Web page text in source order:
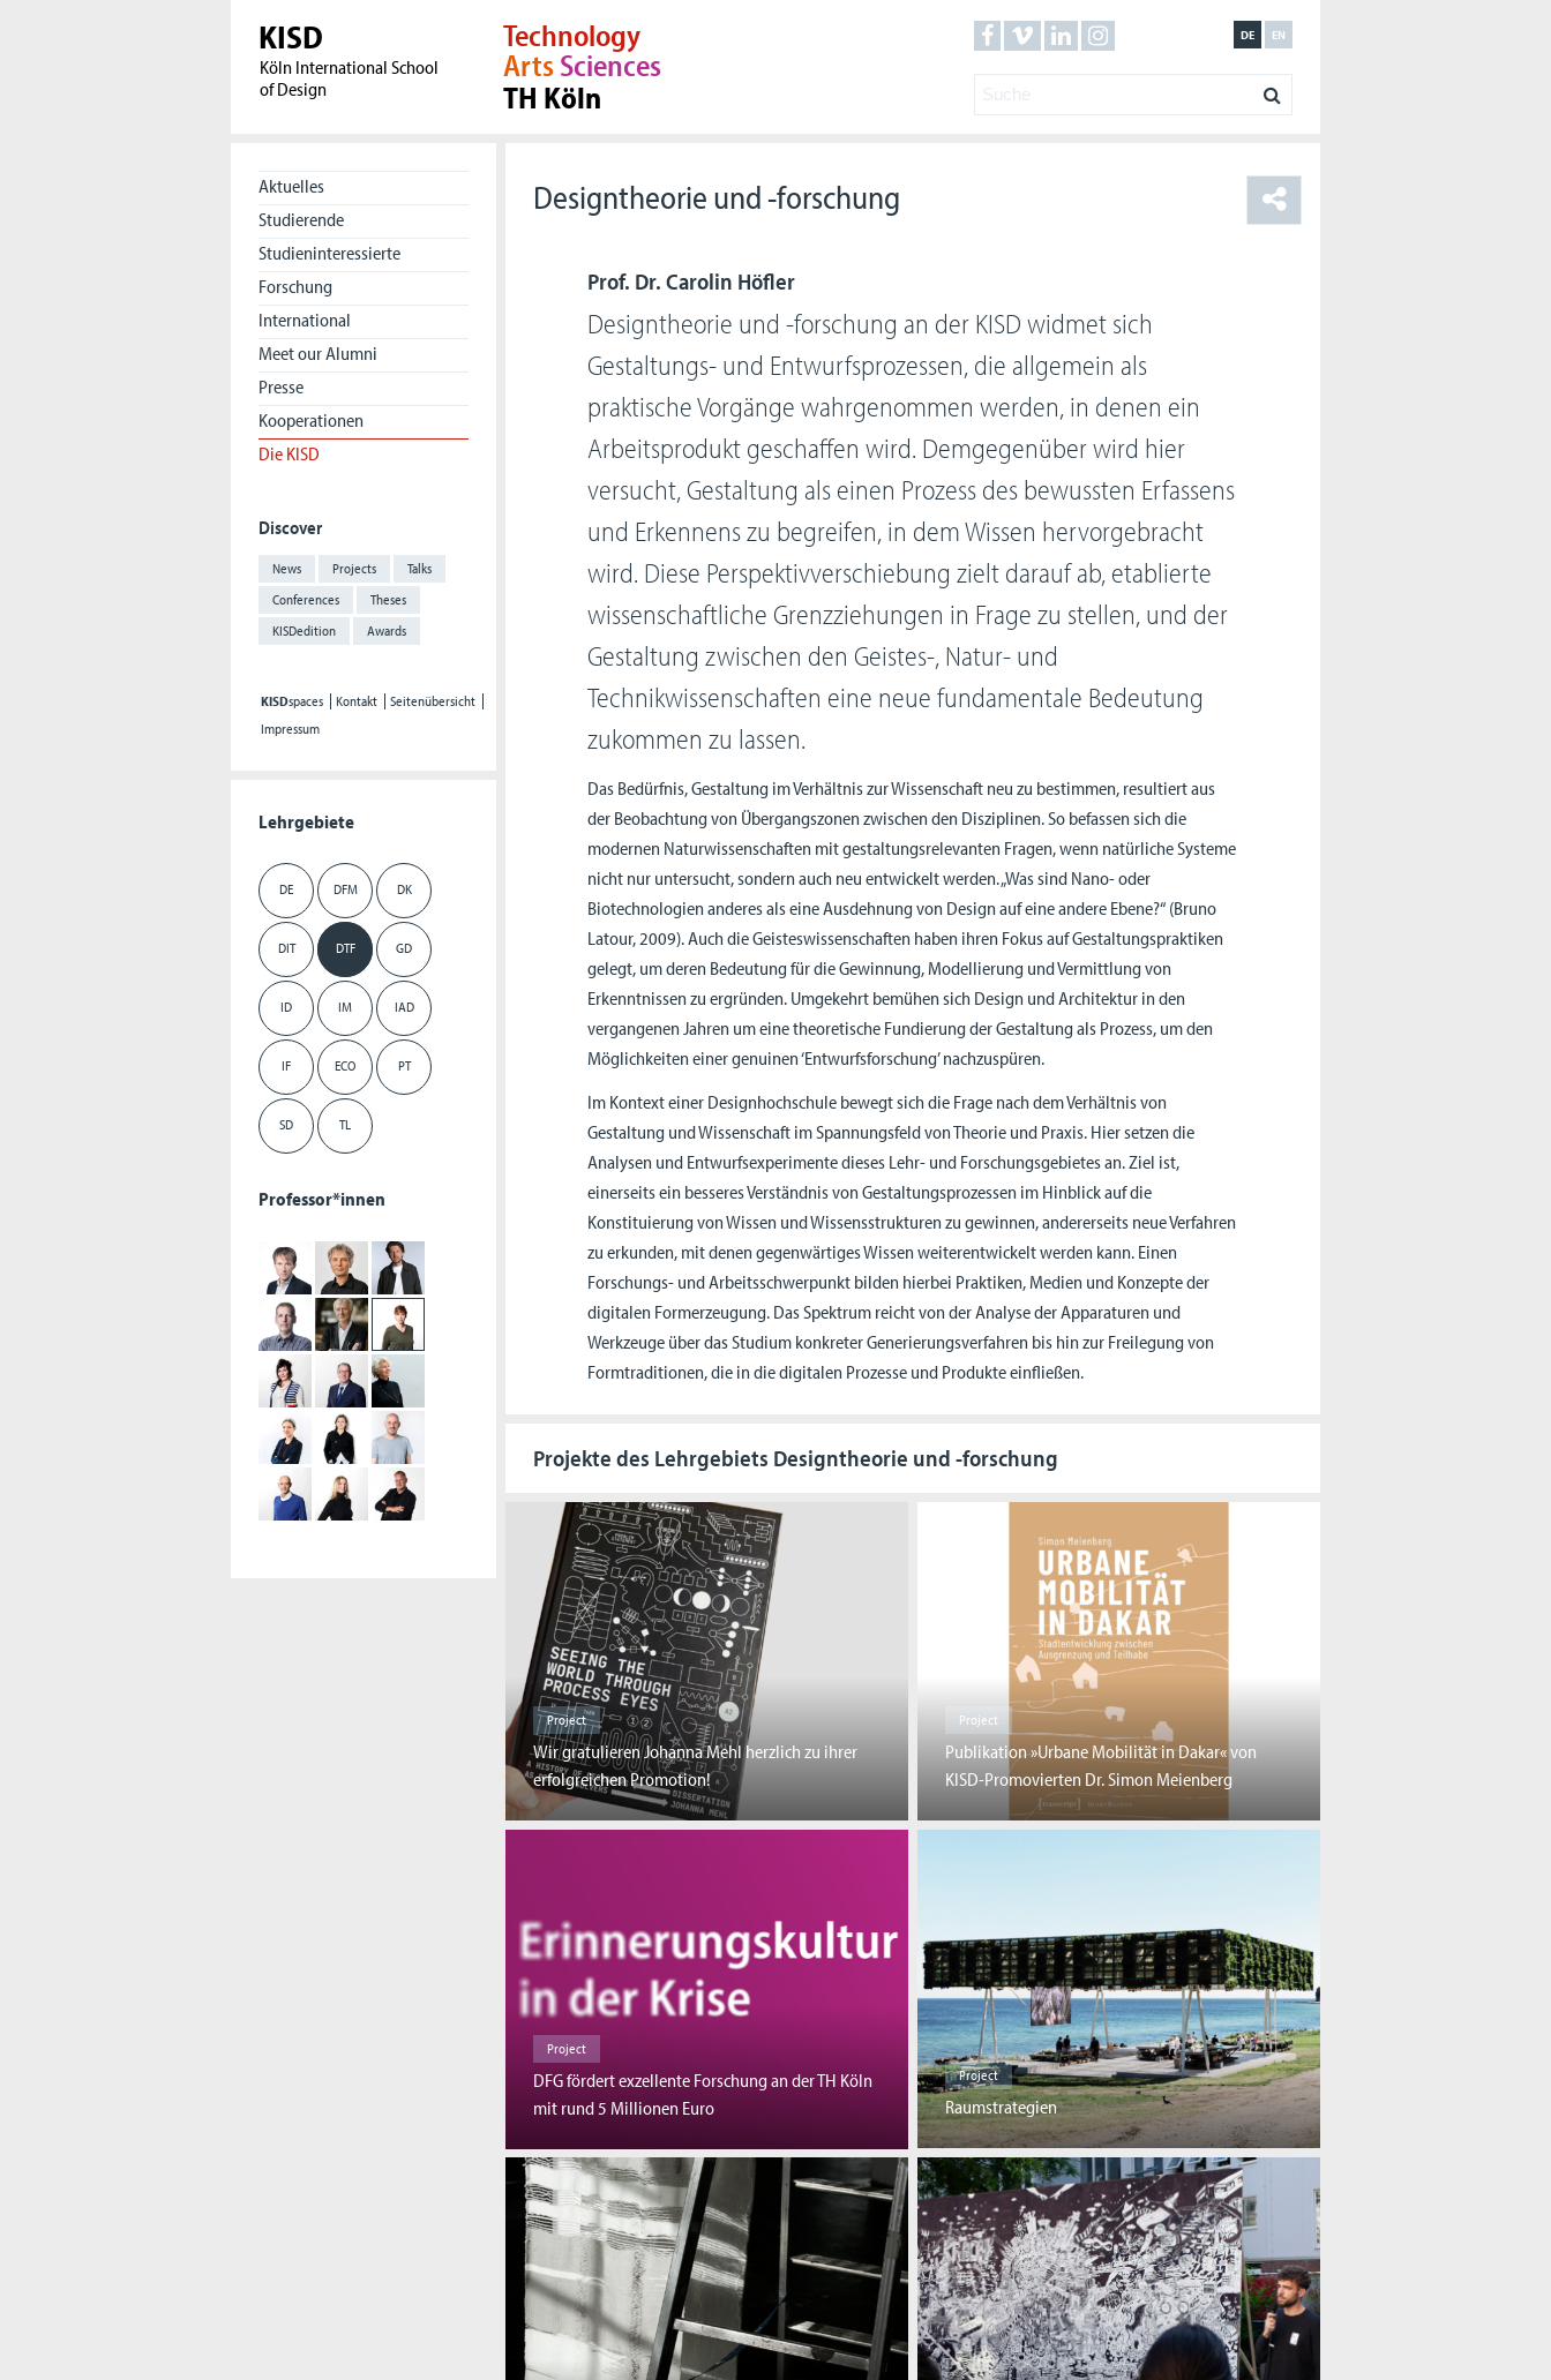
KISD
Köln International School
of Design
EN
DE
Technology
ArtsSciences
TH Köln
Aktuelles
Studierende
Studieninteressierte
Forschung
International
Meet our Alumni
Presse
Kooperationen
Die KISD
Discover
News Projects
Talks
Conferences
Theses
KISDedition
Awards
KISDspaces Kontakt
Seitenübersicht
Impressum
Lehrgebiete
DE DFM DK
DIT DTF GD
ID IM IAD
IF ECO PT
SD TL
Professor*innen
Designtheorie und -forschung
Prof. Dr. Carolin Höfler
Designtheorie und -forschung an der KISD widmet sich
Gestaltungs- und Entwurfsprozessen, die allgemein als
praktische Vorgänge wahrgenommen werden, in denen ein
Arbeitsprodukt geschaffen wird. Demgegenüber wird hier
versucht, Gestaltung als einen Prozess des bewussten Erfassens
und Erkennens zu begreifen, in dem Wissen hervorgebracht
wird. Diese Perspektivverschiebung zielt darauf ab, etablierte
wissenschaftliche Grenzziehungen in Frage zu stellen, und der
Gestaltung zwischen den Geistes-, Natur- und
Technikwissenschaften eine neue fundamentale Bedeutung
zukommen zu lassen.
Das Bedürfnis, Gestaltung im Verhältnis zur Wissenschaft neu zu bestimmen, resultiert aus
der Beobachtung von Übergangszonen zwischen den Disziplinen. So befassen sich die
modernen Naturwissenschaften mit gestaltungsrelevanten Fragen, wenn natürliche Systeme
nicht nur untersucht, sondern auch neu entwickelt werden. „Was sind Nano- oder
Biotechnologien anderes als eine Ausdehnung von Design auf eine andere Ebene?“ (Bruno
Latour, 2009). Auch die Geisteswissenschaften haben ihren Fokus auf Gestaltungspraktiken
gelegt, um deren Bedeutung für die Gewinnung, Modellierung und Vermittlung von
Erkenntnissen zu ergründen. Umgekehrt bemühen sich Design und Architektur in den
vergangenen Jahren um eine theoretische Fundierung der Gestaltung als Prozess, um den
Möglichkeiten einer genuinen ‘Entwurfsforschung’ nachzuspüren.
Im Kontext einer Designhochschule bewegt sich die Frage nach dem Verhältnis von
Gestaltung und Wissenschaft im Spannungsfeld von Theorie und Praxis. Hier setzen die
Analysen und Entwurfsexperimente dieses Lehr- und Forschungsgebietes an. Ziel ist,
einerseits ein besseres Verständnis von Gestaltungsprozessen im Hinblick auf die
Konstituierung von Wissen und Wissensstrukturen zu gewinnen, andererseits neue Verfahren
zu erkunden, mit denen gegenwärtiges Wissen weiterentwickelt werden kann. Einen
Forschungs- und Arbeitsschwerpunkt bilden hierbei Praktiken, Medien und Konzepte der
digitalen Formerzeugung. Das Spektrum reicht von der Analyse der Apparaturen und
Werkzeuge über das Studium konkreter Generierungsverfahren bis hin zur Freilegung von
Formtraditionen, die in die digitalen Prozesse und Produkte einfließen.
Projekte des Lehrgebiets Designtheorie und -forschung
Project
Wir gratulieren Johanna Mehl herzlich zu ihrer
erfolgreichen Promotion!
Project
Publikation »Urbane Mobilität in Dakar« von
KISD-Promovierten Dr. Simon Meienberg
Project
DFG fördert exzellente Forschung an der TH Köln
mit rund 5 Millionen Euro
Project
Raumstrategien